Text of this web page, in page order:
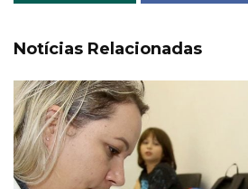
Notícias Relacionadas